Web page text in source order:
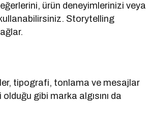
ürün deneyimlerinizi veya
Storytelling
tipografi, tonlama ve mesajlar
gibi marka algısını da